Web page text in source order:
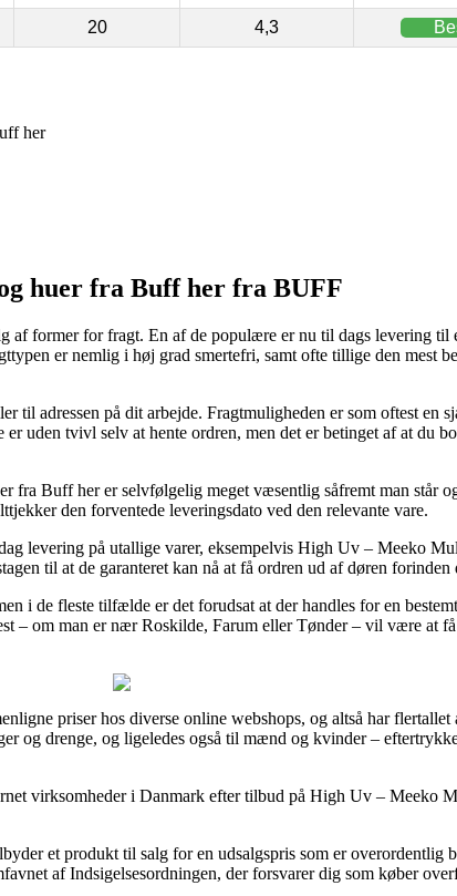
20 4,3
her
huer fra Buff her fra BUFF
af former for fragt. En af de populære er nu til dags levering til
er nemlig i høj grad smertefri, samt ofte tillige den mest
til adressen på dit arbejde. Fragtmuligheden er som oftest en
uden tvivl selv at hente ordren, men det er betinget af at du
fra Buff her er selvfølgelig meget væsentlig såfremt man står
den forventede leveringsdato ved den relevante vare.
levering på utallige varer, eksempelvis High Uv – Meeko
til at de garanteret kan nå at få ordren ud af døren forinden
i de fleste tilfælde er det forudsat at der handles for en
– om man er nær Roskilde, Farum eller Tønder – vil være at
priser hos diverse online webshops, og altså har
og drenge, og ligeledes også til mænd og kvinder –
virksomheder i Danmark efter tilbud på High Uv – Meeko
et produkt til salg for en udsalgspris som er overordentlig
af Indsigelsesordningen, der forsvarer dig som køber